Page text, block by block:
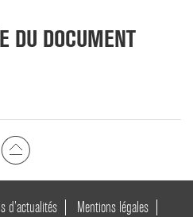
DU DOCUMENT
d’actualités
Mentions légales